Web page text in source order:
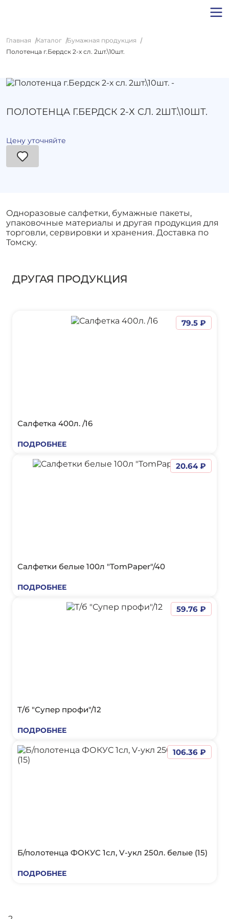
Главная Каталог
Бумажная продукция
Полотенца г.Бердск 2-х сл. 2шт.\10шт.
ПОЛОТЕНЦА Г.БЕРДСК 2-Х СЛ. 2ШТ.\10ШТ.
Цену уточняйте
Одноразовые салфетки, бумажные пакеты,
упаковочные материалы и другая продукция для
торговли, сервировки и хранения. Доставка по
Томску.
ДРУГАЯ ПРОДУКЦИЯ
Салфетка 400л. /16
ПОДРОБНЕЕ
79.5 ₽
Салфетки белые 100л "TomPaper"/40
ПОДРОБНЕЕ
20.64 ₽
Т/б "Супер профи"/12
ПОДРОБНЕЕ
59.76 ₽
Б/полотенца ФОКУС 1сл, V-укл 250л. белые (15)
ПОДРОБНЕЕ
106.36 ₽